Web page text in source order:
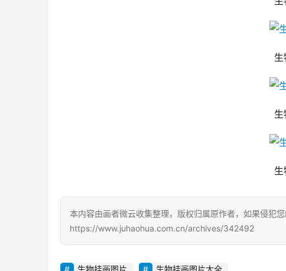
本内容由画者微云收集整理，版权归属原作者，如果侵犯
https://www.juhaohua.com.cn/archives/342492